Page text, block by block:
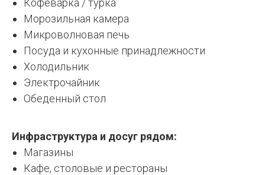
Кофеварка / турка
Морозильная камера
Микроволновая печь
Посуда и кухонные принадлежности
Холодильник
Электрочайник
Обеденный стол
Инфраструктура и досуг рядом:
Магазины
Кафе, столовые и рестораны